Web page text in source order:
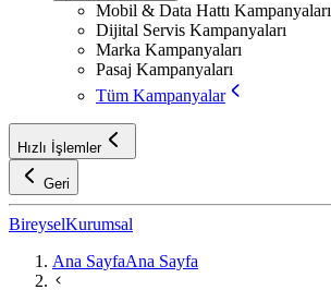
Mobil & Data Hattı Kampanyaları
Dijital Servis Kampanyaları
Marka Kampanyaları
Pasaj Kampanyaları
Tüm Kampanyalar
Hızlı İşlemler
Geri
BireyselKurumsal
Ana SayfaAna Sayfa